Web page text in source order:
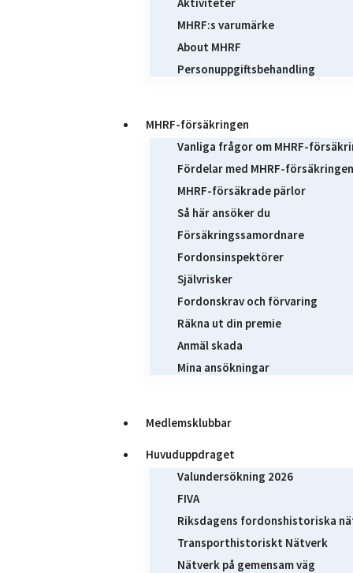
MHRF:s varumärke
About MHRF
Personuppgiftsbehandling
MHRF-försäkringen
Vanliga frågor om MHRF-
Fördelar med MHRF-försäkringen
MHRF-försäkrade pärlor
Så här ansöker du
Försäkringssamordnare
Fordonsinspektörer
Självrisker
Fordonskrav och förvaring
Räkna ut din premie
Anmäl skada
Mina ansökningar
Medlemsklubbar
Huvuduppdraget
Valundersökning 2026
FIVA
Riksdagens fordonshistoriska
Transporthistoriskt Nätverk
Nätverk på gemensam väg